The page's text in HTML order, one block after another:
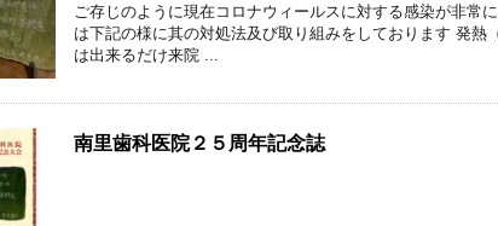
ご存じのように現在コロナウィールスに対する感染が非常
は下記の様に其の対処法及び取り組みをしております 発
は出来るだけ来院 ...
南里歯科医院２５周年記念誌